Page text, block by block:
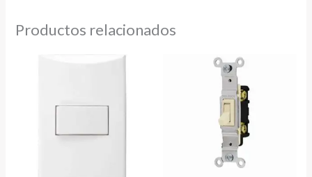
Productos relacionados